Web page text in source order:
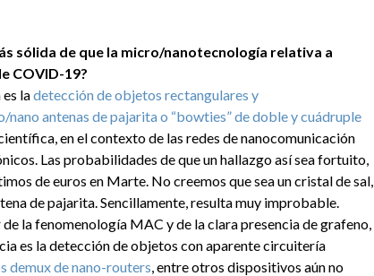
sólida de que la micro/nanotecnología relativa a
COVID-19?
ladetección de objetos rectangulares y
antenas de pajarita o “bowties” de doble y cuádruple
en el contexto de las redes de nanocomunicación
Las probabilidades de que un hallazgo así sea fortuito,
de euros en Marte. No creemos que sea un cristal de sal,
de pajarita. Sencillamente, resulta muy improbable.
la fenomenología MAC y de la clara presencia de grafeno,
es la detección de objetos con aparente circuitería
demux de nano-routers, entre otros dispositivos aún no